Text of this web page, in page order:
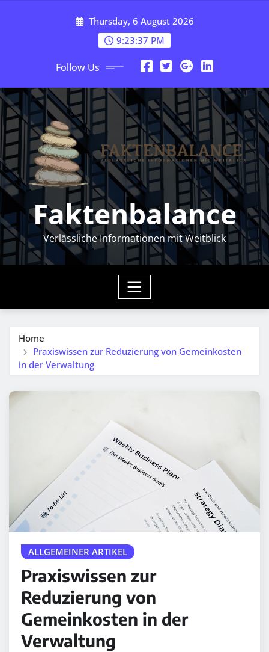
Thursday, 6 August 2026
9:23:38 PM
Follow Us
Faktenbalance
Verlässliche Informationen mit Weitblick
Home
Praxiswissen zur Reduzierung von Gemeinkosten
in der Verwaltung
ALLGEMEINER ARTIKEL
Praxiswissen zur
Reduzierung von
Gemeinkosten in der
Verwaltung